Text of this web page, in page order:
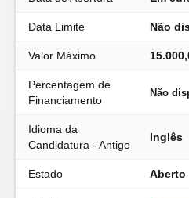
Data Limite Não
Valor Máximo
Percentagem de
Financiamento
Não
Idioma da
Candidatura - Antigo
Inglês
Estado Aberto